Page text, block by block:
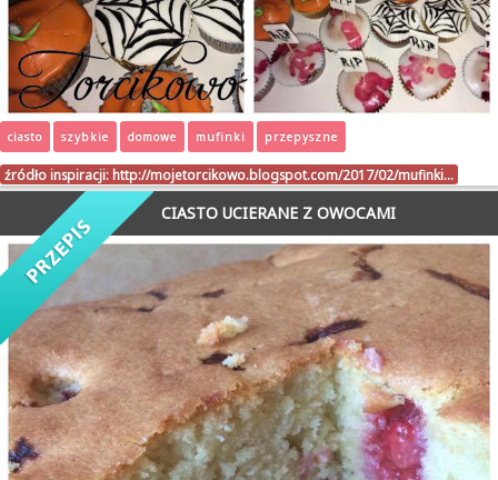
ciasto szybkie domowe mufinki przepyszne
źródło inspiracji: http://mojetorcikowo.blogspot.com/2017/02/mufinki…
CIASTO UCIERANE Z OWOCAMI